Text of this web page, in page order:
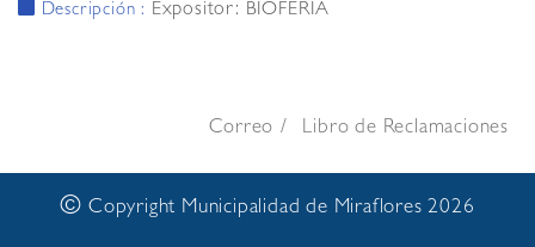
Descripción : Expositor: BIOFERIA
Correo Libro de Reclamaciones
© Copyright Municipalidad de Miraflores 2026